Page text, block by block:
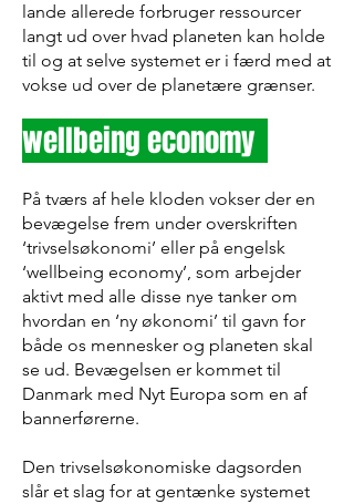
lande allerede forbruger ressourcer
langt ud over hvad planeten kan holde
til og at selve systemet er i færd med at
vokse ud over de planetære grænser.
wellbeing economy
På tværs af hele kloden vokser der en
bevægelse frem under overskriften
‘trivselsøkonomi’ eller på engelsk
‘wellbeing economy’, som arbejder
aktivt med alle disse nye tanker om
hvordan en ‘ny økonomi’ til gavn for
både os mennesker og planeten skal
se ud. Bevægelsen er kommet til
Danmark med Nyt Europa som en af
bannerførerne.
Den trivselsøkonomiske dagsorden
slår et slag for at gentænke systemet